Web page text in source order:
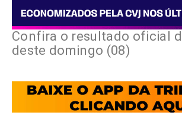
Confira o resultado oficial
deste domingo (08)